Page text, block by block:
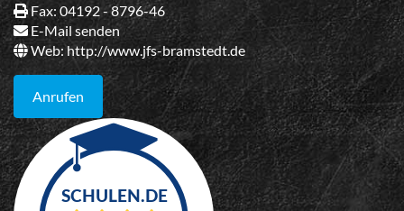
Fax: 04192 - 8796-46
E-Mail senden
Web:http://www.jfs-bramstedt.de
Anrufen